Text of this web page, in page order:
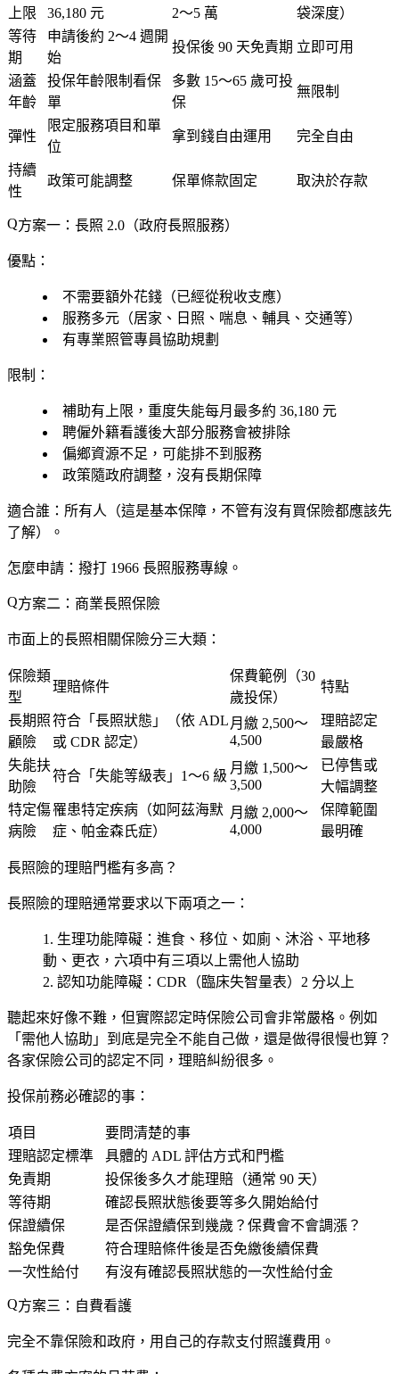
上限
36,180 元
2～5 萬
袋深度）
等待
期
申請後約 2～4 週開
始
投保後 90 天免責期 立即可用
涵蓋
年齡
投保年齡限制看保
單
多數 15～65 歲可投
保
無限制
彈性
限定服務項目和單
位
拿到錢自由運用 完全自由
持續
性
政策可能調整 保單條款固定 取決於存款
方案一：長照 2.0（政府長照服務）
優點：
不需要額外花錢（已經從稅收支應）
服務多元（居家、日照、喘息、輔具、交通等）
有專業照管專員協助規劃
限制：
補助有上限，重度失能每月最多約 36,180 元
聘僱外籍看護後大部分服務會被排除
偏鄉資源不足，可能排不到服務
政策隨政府調整，沒有長期保障
適合誰 ：所有人（這是基本保障，不管有沒有買保險都應該先
了解）。
怎麼申請 ：撥打 1966 長照服務專線。
方案二：商業長照保險
市面上的長照相關保險分三大類：
保險類
型
理賠條件
保費範例（30
歲投保）
特點
長期照
顧險
符合「長照狀態」（依 ADL
或 CDR 認定）
月繳 2,500～
4,500
理賠認定
最嚴格
失能扶
助險
符合「失能等級表」1～6 級
月繳 1,500～
3,500
已停售或
大幅調整
特定傷
病險
罹患特定疾病（如阿茲海默
症、帕金森氏症）
月繳 2,000～
4,000
保障範圍
最明確
長照險的理賠門檻有多高？
長照險的理賠通常要求以下兩項之一：
生理功能障礙 ：進食、移位、如廁、沐浴、平地移
動、更衣，六項中有三項以上需他人協助
認知功能障礙 ：CDR（臨床失智量表）2 分以上
聽起來好像不難，但實際認定時保險公司會非常嚴格。例如
「需他人協助」到底是完全不能自己做，還是做得很慢也算？
各家保險公司的認定不同，理賠糾紛很多。
投保前務必確認的事：
項目
要問清楚的事
理賠認定標準
具體的 ADL 評估方式和門檻
免責期
投保後多久才能理賠（通常 90 天）
等待期
確認長照狀態後要等多久開始給付
保證續保
是否保證續保到幾歲？保費會不會調漲？
豁免保費
符合理賠條件後是否免繳後續保費
一次性給付
有沒有確認長照狀態的一次性給付金
方案三：自費看護
完全不靠保險和政府，用自己的存款支付照護費用。